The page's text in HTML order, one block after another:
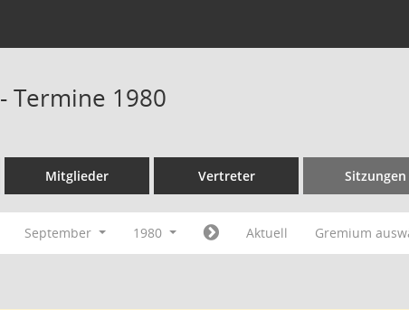
Termine 1980
Mitglieder Vertreter Sitzungen
September 1980 Aktuell Gremium